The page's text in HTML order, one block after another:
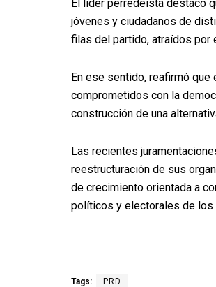
El líder perredeísta destacó
jóvenes y ciudadanos de
filas del partido, atraídos por
En ese sentido, reafirmó
comprometidos con la
construcción de una
Las recientes
reestructuración de sus
de crecimiento orientada a
políticos y electorales de los
Tags: PRD